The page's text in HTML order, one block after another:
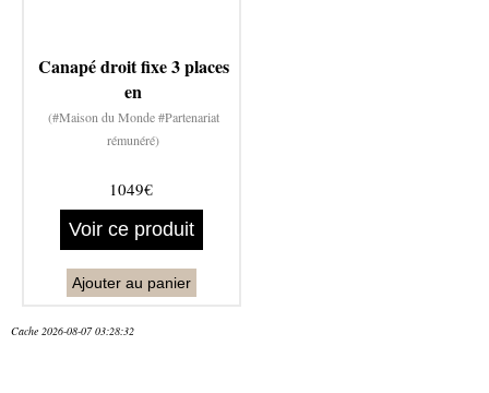
Canapé droit fixe 3 places
en
(#Maison du Monde #Partenariat
rémunéré)
1049€
Voir ce produit
Ajouter au panier
Cache 2026-08-07 03:28:32